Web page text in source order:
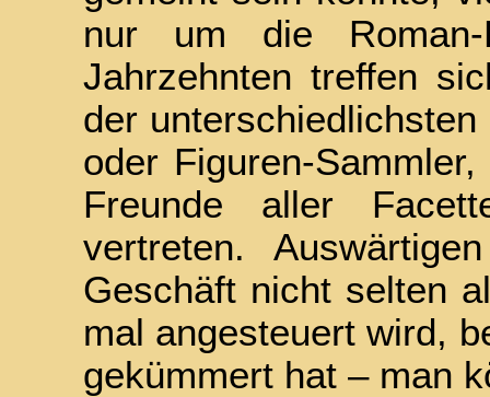
nur um die Roman-
Jahrzehnten treffen
der
oder Figuren-
Freunde aller
vertreten.
Geschäft nicht selten
mal angesteuert wird,
gekümmert hat – man